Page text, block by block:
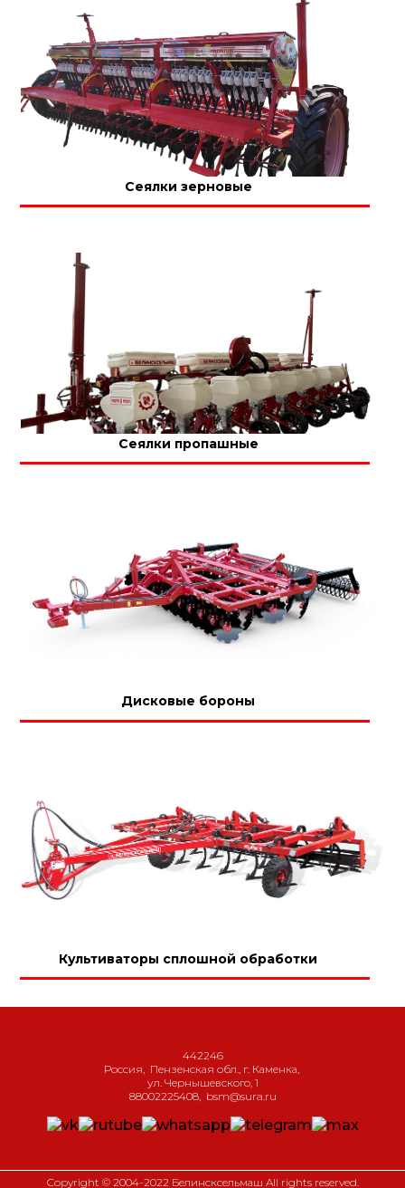
Сеялки зерновые
Сеялки пропашные
Дисковые бороны
Культиваторы сплошной обработки
442246
Россия
Пензенская обл., г. Каменка
ул. Чернышевского, 1
88002225408, bsm@sura.ru
Copyright © 2004-2022 Белинсксельмаш All rights reserved.